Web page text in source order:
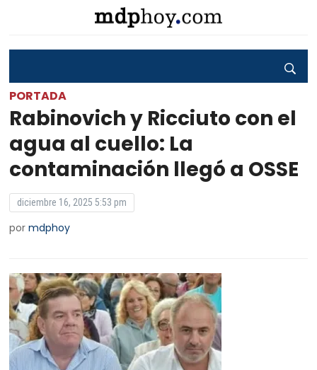
PORTADA
Rabinovich y Ricciuto con el
agua al cuello: La
contaminación llegó a OSSE
diciembre 16, 2025 5:53 pm
pormdphoy